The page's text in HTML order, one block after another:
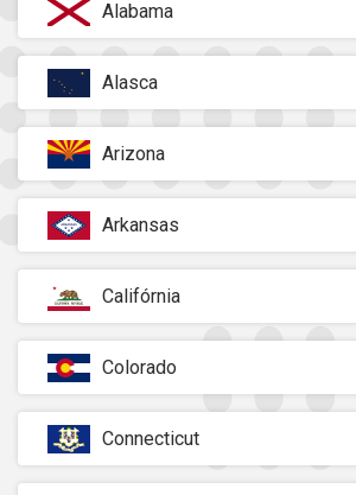
Alabama
Alasca
Arizona
Arkansas
Califórnia
Colorado
Connecticut